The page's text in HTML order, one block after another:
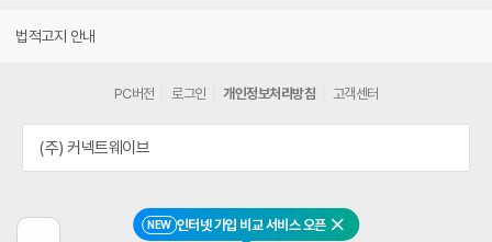
NEW 인터넷 가입 비교 서비스 오픈 닫기
법적고지 안내
PC버전 로그인 개인정보처리방침 고객센터
(주) 커넥트웨이브